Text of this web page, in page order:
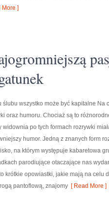
More ]
ślubu wszystko może być kapitalne Na
oraz humoru. Chociaż są to
widownia po tych formach rozrywki
humor. Jedną z znanych form
na którym występuje kabaretowa
parodiujące otaczające nas
krótkie opowiastki, jakie mają na celu
pantoflową, znajomy [ Read More ]